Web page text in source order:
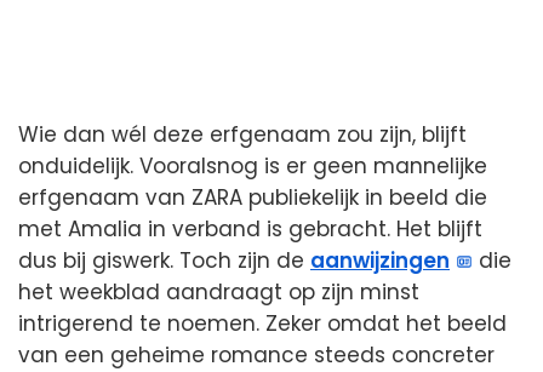
Wie dan wél deze erfgenaam zou zijn, blijft
onduidelijk. Vooralsnog is er geen mannelijke
erfgenaam van ZARA publiekelijk in beeld die
met Amalia in verband is gebracht. Het blijft
dus bij giswerk. Toch zijn de aanwijzingen
die
het weekblad aandraagt op zijn minst
intrigerend te noemen. Zeker omdat het beeld
van een geheime romance steeds concreter